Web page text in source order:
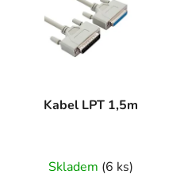
Kabel LPT 1,5m
Skladem (6 ks)